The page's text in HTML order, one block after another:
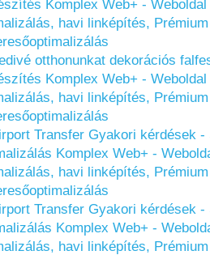
Komplex Web+ -
havi linképítés,
otthonunkat dekorációs
Komplex Web+ -
havi linképítés,
Transfer Gyakori kérdések
Komplex Web+ -
havi linképítés,
Transfer Gyakori kérdések
Komplex Web+ -
havi linképítés,